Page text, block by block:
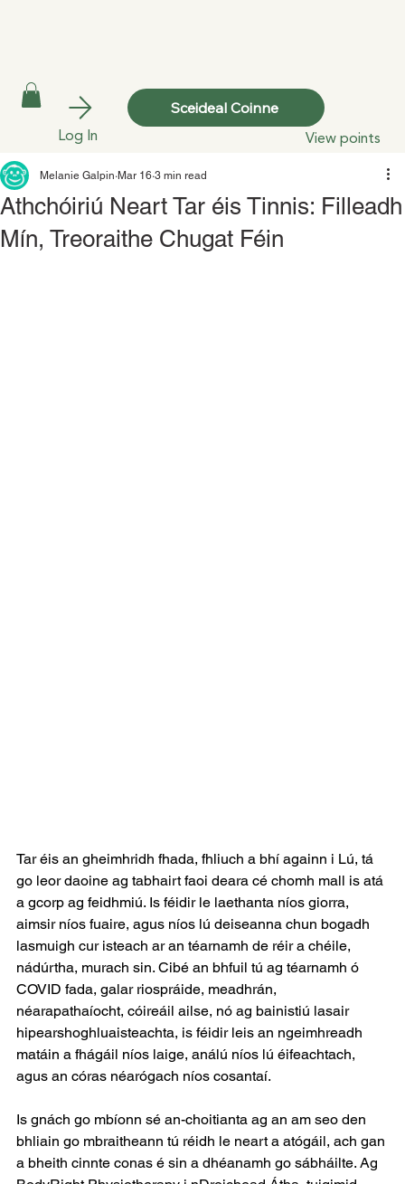
Sceideal Coinne
View points
Log In
Athchóiriú Neart Tar éis Tinnis: Filleadh
Mín, Treoraithe Chugat Féin
Melanie Galpin Mar 16 3 min read
Tar éis an gheimhridh fhada, fhliuch a bhí againn i Lú, tá
go leor daoine ag tabhairt faoi deara cé chomh mall is atá
a gcorp ag feidhmiú. Is féidir le laethanta níos giorra,
aimsir níos fuaire, agus níos lú deiseanna chun bogadh
lasmuigh cur isteach ar an téarnamh de réir a chéile,
nádúrtha, murach sin. Cibé an bhfuil tú ag téarnamh ó
COVID fada, galar riospráide, meadhrán,
néarapathaíocht, cóireáil ailse, nó ag bainistiú lasair
hipearshoghluaisteachta, is féidir leis an ngeimhreadh
matáin a fhágáil níos laige, análú níos lú éifeachtach,
agus an córas néarógach níos cosantaí.
Is gnách go mbíonn sé an-choitianta ag an am seo den
bhliain go mbraitheann tú réidh le neart a atógáil, ach gan
a bheith cinnte conas é sin a dhéanamh go sábháilte. Ag